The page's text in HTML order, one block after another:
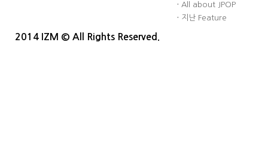
· All about JPOP
· 지난 Feature
2014 IZM © All Rights Reserved.